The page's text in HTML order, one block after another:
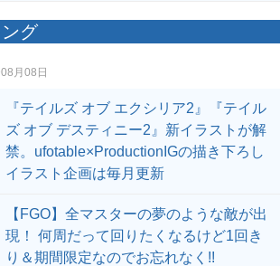
グ
月08日
『テイルズ オブ エクシリア2』『テイル
ズ オブ デスティニー2』新イラストが解
禁。ufotable×ProductionIGの描き下ろし
イラスト企画は毎月更新
【FGO】全マスターの夢のような敵が出
現！ 何周だって回りたくなるけど1回き
り＆期間限定なのでお忘れなく!!